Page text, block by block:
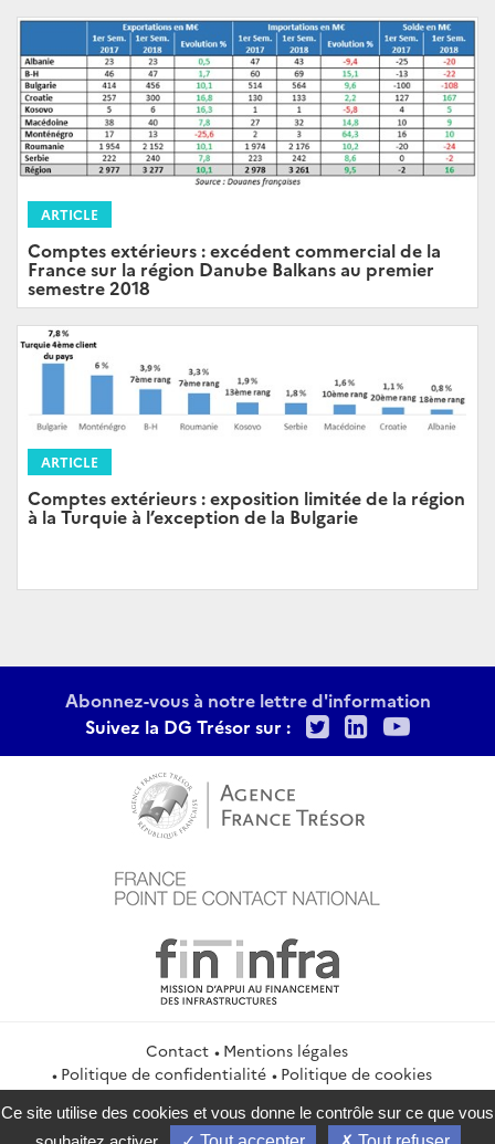
ARTICLE
Comptes extérieurs : excédent commercial de la
France sur la région Danube Balkans au premier
semestre 2018
ARTICLE
Comptes extérieurs : exposition limitée de la région
à la Turquie à l’exception de la Bulgarie
Abonnez-vous à notre lettre d'information
Suivez la DG Trésor sur :
TwitterLinkedIn
Contact
Mentions légales
Politique de confidentialité
Politique de cookies
Gestion des cookies
Flux RSS
service-public.gouv.fr
legifrance.gouv.fr info.gouv.fr
Ce site utilise des cookies et vous donne le contrôle sur ce que vous